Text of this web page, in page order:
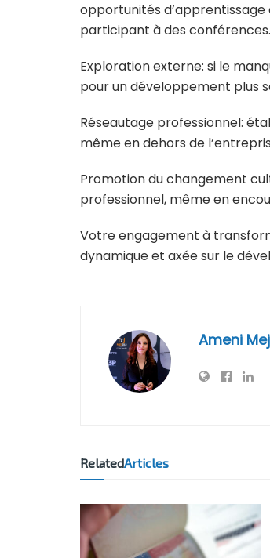
opportunités d’apprentissage
participant à des conférences.
Exploration externe: si le
pour un développement plus
Réseautage professionnel:
même en dehors de
Promotion du changement
professionnel, même en
Votre engagement à
dynamique et axée sur le
Ameni
RelatedArticles